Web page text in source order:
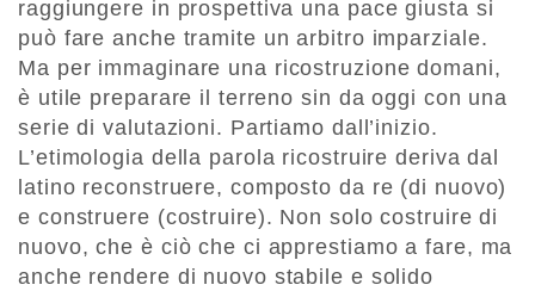
raggiungere in prospettiva una pace giusta si
può fare anche tramite un arbitro imparziale.
Ma per immaginare una ricostruzione domani,
è utile preparare il terreno sin da oggi con una
serie di valutazioni. Partiamo dall’inizio.
L’etimologia della parola ricostruire deriva dal
latino reconstruere, composto da re (di nuovo)
e construere (costruire). Non solo costruire di
nuovo, che è ciò che ci apprestiamo a fare, ma
anche rendere di nuovo stabile e solido